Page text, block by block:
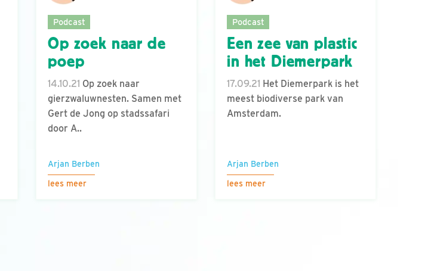
Podcast
Op zoek naar de
poep
14.10.21 Op zoek naar
gierzwaluwnesten. Samen met
Gert de Jong op stadssafari
door A..
Arjan Berben
lees meer
Podcast
Een zee van plastic
in het Diemerpark
17.09.21 Het Diemerpark is het
meest biodiverse park van
Amsterdam.
Arjan Berben
lees meer